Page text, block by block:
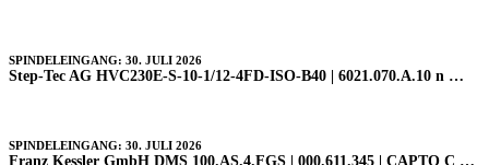
SPINDELEINGANG: 30. JULI 2026
Step-Tec AG HVC230E-S-10-1/12-4FD-ISO-B40 | 6021.070.A.10 n …
SPINDELEINGANG: 30. JULI 2026
Franz Kessler GmbH DMS 100.AS.4.FGS | 000.611.345 | CAPTO C …